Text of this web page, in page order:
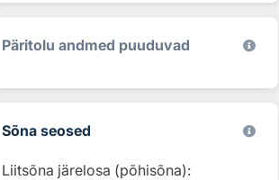
Päritolu andmed puuduvad
Sõna seosed
Liitsõna järelosa (põhisõna):